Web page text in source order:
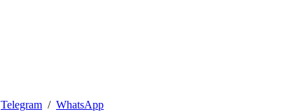
Telegram / WhatsApp